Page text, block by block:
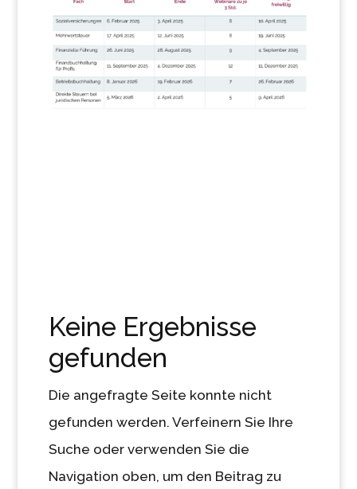
Keine Ergebnisse
gefunden
Die angefragte Seite konnte nicht
gefunden werden. Verfeinern Sie Ihre
Suche oder verwenden Sie die
Navigation oben, um den Beitrag zu